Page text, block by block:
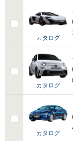
カタログ
カタログ
カタログ